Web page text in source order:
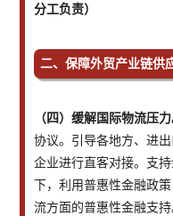
分工负责）
二、保障外贸产业链供
（四）缓解国际物流压力
协议。引导各地方、进
企业进行直客对接。支
下，利用普惠性金融政
流方面的普惠性金融支持